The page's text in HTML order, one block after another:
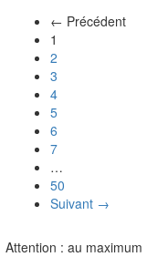
← Précédent
1
2
3
4
5
6
7
…
50
Suivant →
Attention : au